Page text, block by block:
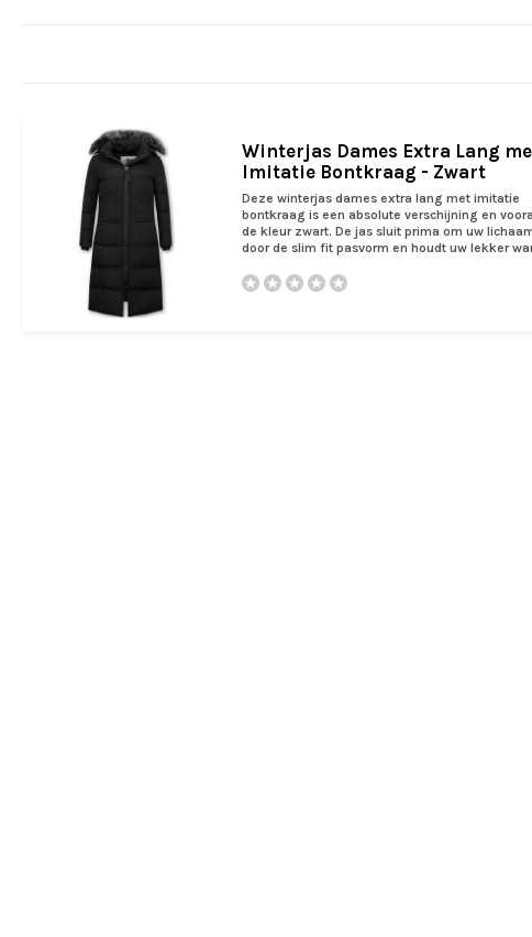
Winterjas Dames Extra Lang
Imitatie Bontkraag - Zwart
Deze winterjas dames extra lang met imitatie
bontkraag is een absolute verschijning en
de kleur zwart. De jas sluit prima om uw
door de slim fit pasvorm en houdt uw lekker